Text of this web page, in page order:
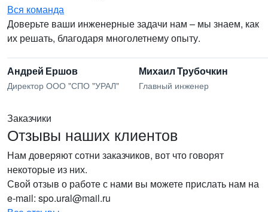
Вся команда
Доверьте ваши инженерные задачи нам – мы знаем, как
их решать, благодаря многолетнему опыту.
Андрей Ершов
Директор ООО "СПО "УРАЛ"
Михаил Трубочкин
Главный инженер
Заказчики
Отзывы наших клиентов
Нам доверяют сотни заказчиков, вот что говорят
некоторые из них.
Свой отзыв о работе с нами вы можете прислать нам на
e-mail: spo.ural@mail.ru